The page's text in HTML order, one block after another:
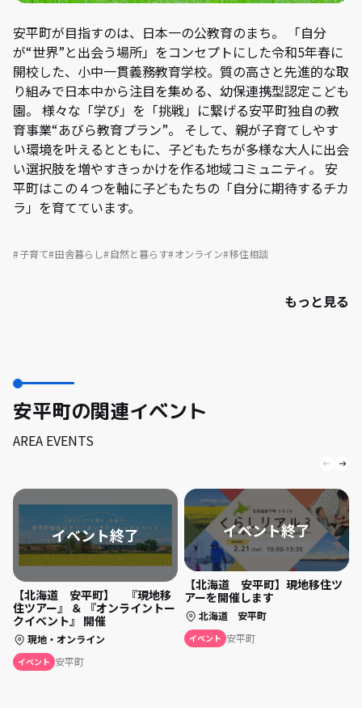
安平町が目指すのは、日本一の公教育のまち。 「自分
が“世界”と出会う場所」をコンセプトにした令和5年春に
開校した、小中一貫義務教育学校。質の高さと先進的な取
り組みで日本中から注目を集める、幼保連携型認定こども
園。 様々な「学び」を「挑戦」に繋げる安平町独自の教
育事業“あびら教育プラン”。 そして、親が子育てしやす
い環境を叶えるとともに、子どもたちが多様な大人に出会
い選択肢を増やすきっかけを作る地域コミュニティ。 安
平町はこの４つを軸に子どもたちの「自分に期待するチカ
ラ」を育てています。
子育て 田舎暮らし 自然と暮らす オンライン 移住相談
もっと見る
安平町の関連イベント
AREA EVENTS
【北海道 安平町】 『現地移
住ツアー』 ＆ 『オンライントー
クイベント』 開催
現地・オンライン
イベント 安平町
【北海道 安平町】現地移住ツ
アーを開催します
北海道 安平町
イベント 安平町